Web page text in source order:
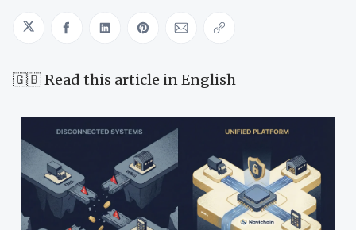
Share on Twitter
Share on Facebook
Share on LinkedIn
Share on Pinterest
Share via Email
Copy link
🇬🇧Read this article in English